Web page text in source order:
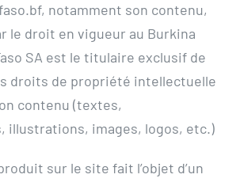
notamment son contenu,
le droit en vigueur au Burkina
SA est le titulaire exclusif de
droits de propriété intellectuelle
contenu (textes,
illustrations, images, logos, etc.)
sur le site fait l’objet d’un